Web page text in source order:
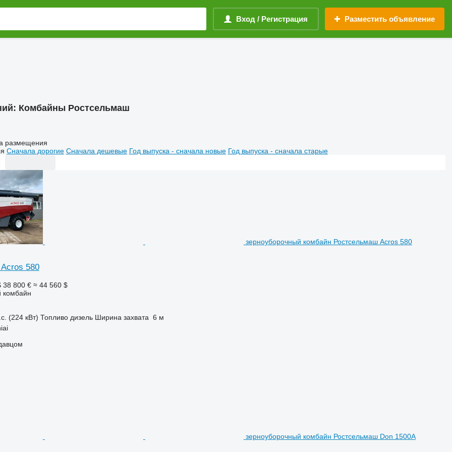
Вход / Регистрация Разместить объявление
Комбайны Ростсельмаш
размещения
Сначала дорогие Сначала дешевые Год выпуска - сначала новые Год выпуска - сначала старые
зерноуборочный комбайн Ростсельмаш Acros 580
580
38 800 € ≈ 44 560 $
комбайн
(224 кВт) Топливо дизель Ширина захвата 6 м
зерноуборочный комбайн Ростсельмаш Don 1500A